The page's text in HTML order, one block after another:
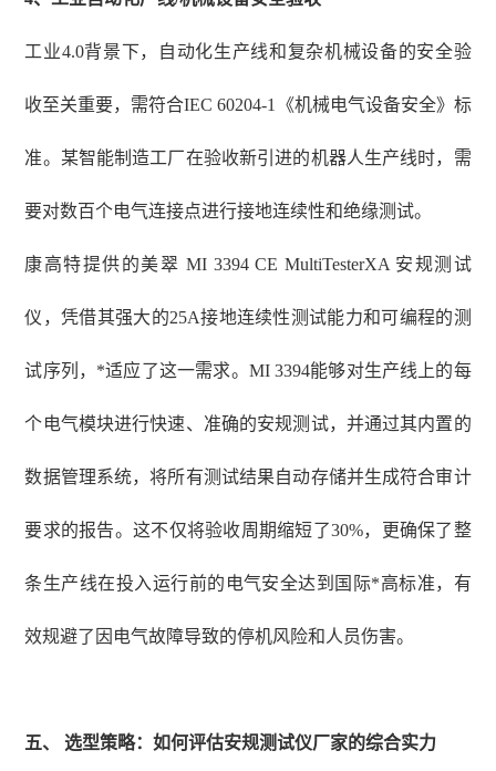
工业4.0背景下，自动化生产线和复杂机械设备的安全验
收至关重要，需符合IEC 60204-1《机械电气设备安全》标
准。某智能制造工厂在验收新引进的机器人生产线时，需
要对数百个电气连接点进行接地连续性和绝缘测试。
康高特提供的美翠 MI 3394 CE MultiTesterXA 安规测试
仪，凭借其强大的25A接地连续性测试能力和可编程的测
试序列，*适应了这一需求。MI 3394能够对生产线上的每
个电气模块进行快速、准确的安规测试，并通过其内置的
数据管理系统，将所有测试结果自动存储并生成符合审计
要求的报告。这不仅将验收周期缩短了30%，更确保了整
条生产线在投入运行前的电气安全达到国际*高标准，有
效规避了因电气故障导致的停机风险和人员伤害。
五、 选型策略：如何评估安规测试仪厂家的综合实力